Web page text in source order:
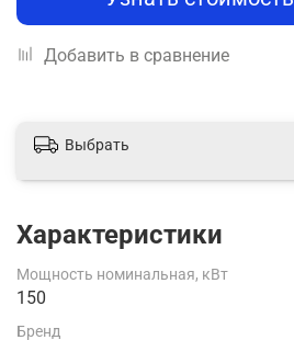
Добавить в сравнение
Выбрать
Характеристики
Мощность номинальная, кВт
150
Бренд